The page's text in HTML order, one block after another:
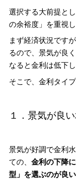
選択する大前提と
の余裕度」を重視し
まず経済状況です
るので、景気が良
なると金利は低下し
そこで、金利タイ
１．景気が良
景気が好調で金利
ての、 金利の下降
型」を選ぶのが良い